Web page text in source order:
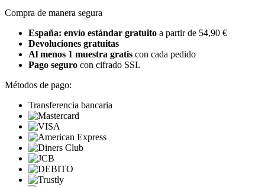
Compra de manera segura
España: envío estándar gratuito a partir de 54,90 €
Devoluciones gratuitas
Al menos 1 muestra gratis con cada pedido
Pago seguro con cifrado SSL
Métodos de pago:
Transferencia bancaria